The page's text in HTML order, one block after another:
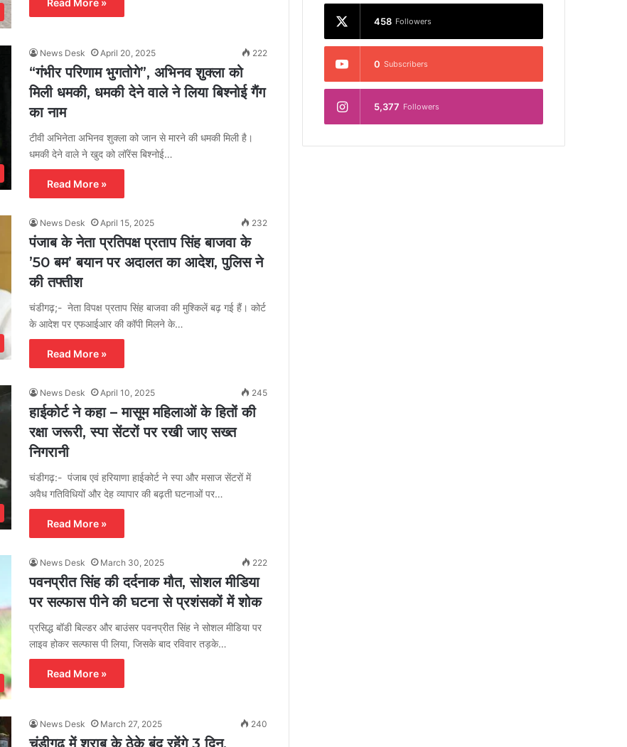
Read More »
News Desk April 20, 2025 222
“गंभीर परिणाम भुगतोगे”, अभिनव शुक्ला को
मिली धमकी, धमकी देने वाले ने लिया बिश्नोई गैंग
का नाम
टीवी अभिनेता अभिनव शुक्ला को जान से मारने की धमकी मिली है।
धमकी देने वाले ने खुद को लॉरेंस बिश्नोई…
Read More »
News Desk April 15, 2025 232
पंजाब के नेता प्रतिपक्ष प्रताप सिंह बाजवा के
’50 बम’ बयान पर अदालत का आदेश, पुलिस ने
की तफ्तीश
चंडीगढ़;- नेता विपक्ष प्रताप सिंह बाजवा की मुश्किलें बढ़ गई हैं। कोर्ट
के आदेश पर एफआईआर की कॉपी मिलने के…
Read More »
News Desk April 10, 2025 245
हाईकोर्ट ने कहा – मासूम महिलाओं के हितों की
रक्षा जरूरी, स्पा सेंटरों पर रखी जाए सख्त
निगरानी
चंडीगढ़:- पंजाब एवं हरियाणा हाईकोर्ट ने स्पा और मसाज सेंटरों में
अवैध गतिविधियों और देह व्यापार की बढ़ती घटनाओं पर…
Read More »
News Desk March 30, 2025 222
पवनप्रीत सिंह की दर्दनाक मौत, सोशल मीडिया
पर सल्फास पीने की घटना से प्रशंसकों में शोक
प्रसिद्ध बॉडी बिल्डर और बाउंसर पवनप्रीत सिंह ने सोशल मीडिया पर
लाइव होकर सल्फास पी लिया, जिसके बाद रविवार तड़के…
Read More »
News Desk March 27, 2025 240
चंडीगढ़ में शराब के ठेके बंद रहेंगे 3 दिन,
458 Followers
0 Subscribers
5,377 Followers